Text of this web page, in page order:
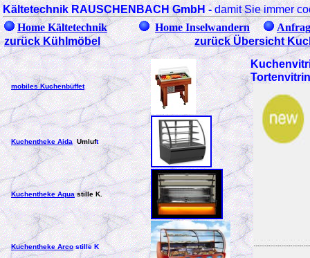
Kältetechnik RAUSCHENBACH GmbH-damit Sie immer
Home Kältetechnik
Home Inselwandern
zurück Kühlmöbel zurück Übersicht
mobiles Kuchenbüffet
Kuchentheke Aida Umluft
Kuchentheke Aqua stille K.
Kuchentheke Arco stille K